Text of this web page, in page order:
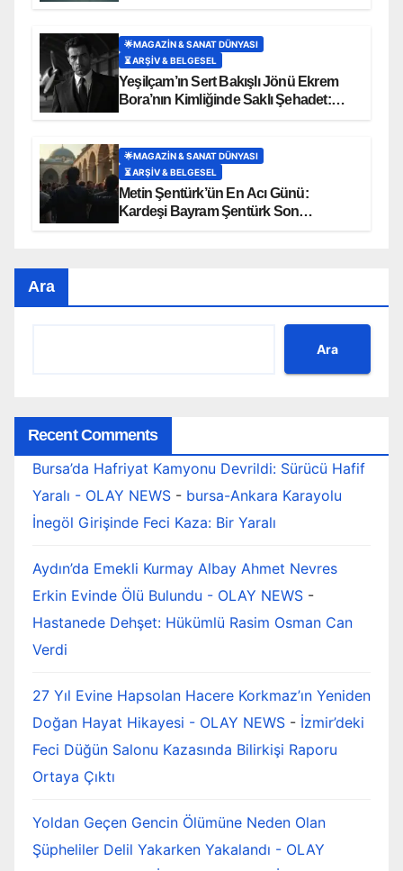
🌟MAGAZIN & SANAT DÜNYASI
⏳ ARŞİV & BELGESEL
Yeşilçam’ın Sert Bakışlı Jönü Ekrem
Bora’nın Kimliğinde Saklı Şehadet:
🌟MAGAZIN & SANAT DÜNYASI
⏳ ARŞİV & BELGESEL
Metin Şentürk’ün En Acı Günü:
Kardeşi Bayram Şentürk Son
Ara
Ara
Recent Comments
Bursa’da Hafriyat Kamyonu Devrildi: Sürücü Hafif
Yaralı - OLAY NEWS - bursa-Ankara Karayolu
İnegöl Girişinde Feci Kaza: Bir Yaralı
Aydın’da Emekli Kurmay Albay Ahmet Nevres
Erkin Evinde Ölü Bulundu - OLAY NEWS -
Hastanede Dehşet: Hükümlü Rasim Osman Can
Verdi
27 Yıl Evine Hapsolan Hacere Korkmaz’ın Yeniden
Doğan Hayat Hikayesi - OLAY NEWS - İzmir’deki
Feci Düğün Salonu Kazasında Bilirkişi Raporu
Ortaya Çıktı
Yoldan Geçen Gencin Ölümüne Neden Olan
Şüpheliler Delil Yakarken Yakalandı - OLAY